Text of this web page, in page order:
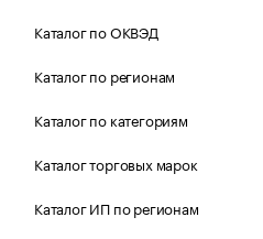
Каталог по ОКВЭД
Каталог по регионам
Каталог по категориям
Каталог торговых марок
Каталог ИП по регионам